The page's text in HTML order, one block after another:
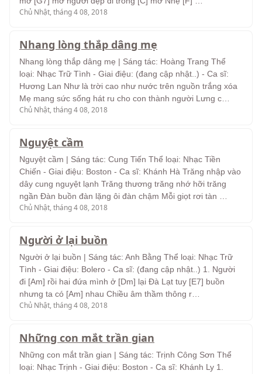
Chủ Nhật, tháng 4 08, 2018
Nhang lòng thắp dâng mẹ
Nhang lòng thắp dâng mẹ | Sáng tác: Hoàng Trang Thể
loại: Nhạc Trữ Tình - Giai điệu: (đang cập nhật..) - Ca sĩ:
Hương Lan Như là trời cao như nước trên nguồn trắng xóa
Mẹ mang sức sống hát ru cho con thành người Lưng c…
Chủ Nhật, tháng 4 08, 2018
Nguyệt cầm
Nguyệt cầm | Sáng tác: Cung Tiến Thể loại: Nhạc Tiền
Chiến - Giai điệu: Boston - Ca sĩ: Khánh Hà Trăng nhập vào
dây cung nguyệt lạnh Trăng thương trăng nhớ hỡi trăng
ngần Đàn buồn đàn lặng ôi đàn chậm Mỗi giọt rơi tàn …
Chủ Nhật, tháng 4 08, 2018
Người ở lại buồn
Người ở lại buồn | Sáng tác: Anh Bằng Thể loại: Nhạc Trữ
Tình - Giai điệu: Bolero - Ca sĩ: (đang cập nhật..) 1. Người
đi [Am] rồi hai đứa mình ở [Dm] lại Đà Lạt tuy [E7] buồn
nhưng ta có [Am] nhau Chiều âm thầm thông r…
Chủ Nhật, tháng 4 08, 2018
Những con mắt trần gian
Những con mắt trần gian | Sáng tác: Trịnh Công Sơn Thể
loại: Nhạc Trịnh - Giai điệu: Boston - Ca sĩ: Khánh Ly 1.